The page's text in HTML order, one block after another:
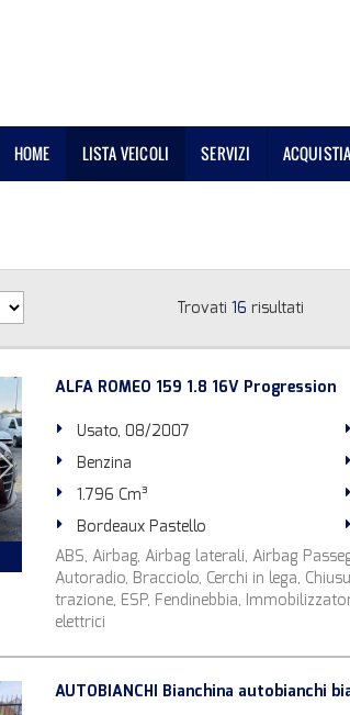
HOME LISTA VEICOLI SERVIZI
Trovati16 risultati
ALFA ROMEO 159 1.8 16V Progression
Usato, 08/2007
Benzina
1.796 Cm³
Bordeaux Pastello
ABS, Airbag, Airbag laterali, Airbag
Autoradio, Bracciolo, Cerchi in lega,
trazione, ESP, Fendinebbia,
elettrici
AUTOBIANCHI Bianchina autobianchi